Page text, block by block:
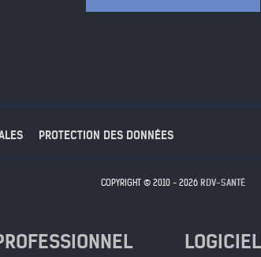
PROTECTION DES DONNÉES
COPYRIGHT © 2010 - 2026 RDV-SANTÉ